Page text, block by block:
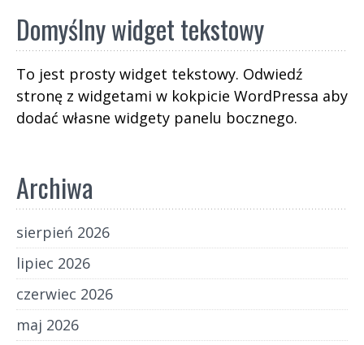
Domyślny widget tekstowy
To jest prosty widget tekstowy. Odwiedź
stronę z widgetami w kokpicie WordPressa aby
dodać własne widgety panelu bocznego.
Archiwa
sierpień 2026
lipiec 2026
czerwiec 2026
maj 2026